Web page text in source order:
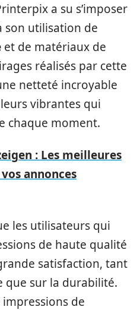
a su s’imposer
son utilisation de
et de matériaux de
réalisés par cette
netteté incroyable
vibrantes qui
chaque moment.
: Les meilleures
annonces
les utilisateurs qui
de haute qualité
satisfaction, tant
que sur la durabilité.
impressions de